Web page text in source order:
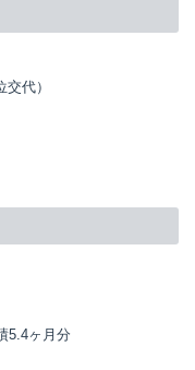
代）
5.4ヶ月分